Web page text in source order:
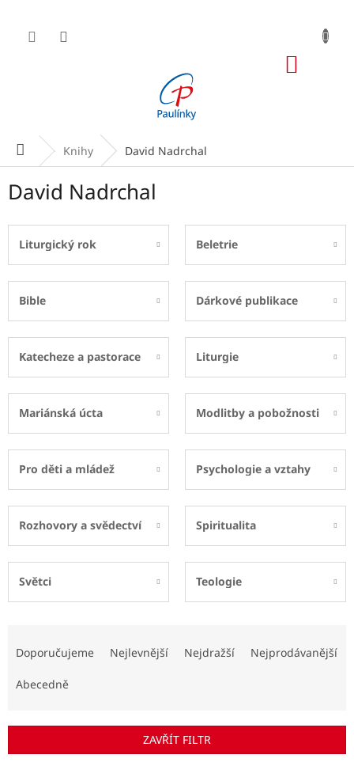
obsah
Domů Knihy David Nadrchal
David Nadrchal
Liturgický rok Beletrie
Bible Dárkové publikace
Katecheze a pastorace Liturgie
Mariánská úcta Modlitby a pobožnosti
Pro děti a mládež Psychologie a vztahy
Rozhovory a svědectví Spiritualita
Světci Teologie
r
Doporučujeme Nejlevnější Nejdražší Nejprodávanější
Abecedně
ZAVŘÍT FILTR